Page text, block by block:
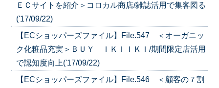
ＥＣサイトを紹介＞コロカル商店/雑誌活用で集客図る
('17/09/22)
【ECショッパーズファイル】File.547 ＜オーガニッ
ク化粧品充実＞ＢＵＹ ＩＫＩＩＫＩ/期間限定店活用
で認知度向上('17/09/22)
【ECショッパーズファイル】File.546 ＜顧客の７割